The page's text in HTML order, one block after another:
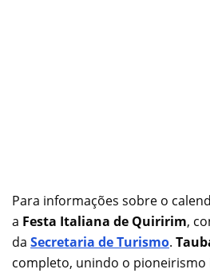
Para informações sobre o
a Festa Italiana de Quiririm,
da Secretaria de Turismo.
completo, unindo o pioneirismo